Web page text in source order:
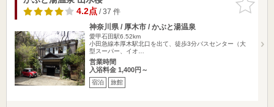
りに追加
4.2点/ 37 件
神奈川県 / 厚木市 / かぶと湯温泉
愛甲石田駅6.52km
小田急線本厚木駅北口を出て、徒歩3分バスセンター（大
型スーパー、イオ…
営業時間
入浴料金 1,400円～
宿泊 旅館